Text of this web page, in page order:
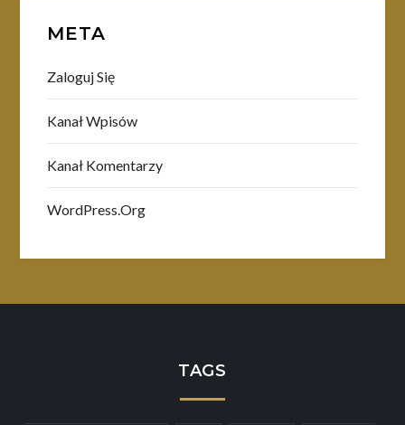
META
Zaloguj Się
Kanał Wpisów
Kanał Komentarzy
WordPress.org
TAGS